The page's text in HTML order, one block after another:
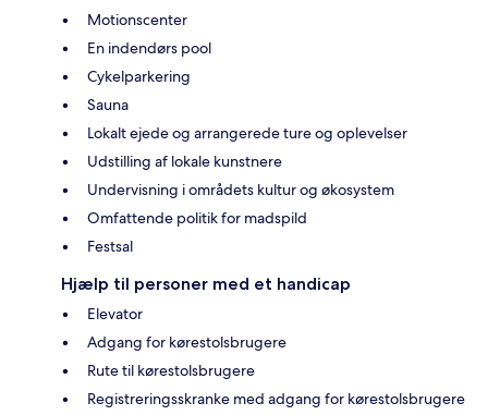
Motionscenter
En indendørs pool
Cykelparkering
Sauna
Lokalt ejede og arrangerede ture og oplevelser
Udstilling af lokale kunstnere
Undervisning i områdets kultur og økosystem
Omfattende politik for madspild
Festsal
Hjælp til personer med et handicap
Elevator
Adgang for kørestolsbrugere
Rute til kørestolsbrugere
Registreringsskranke med adgang for kørestolsbrugere